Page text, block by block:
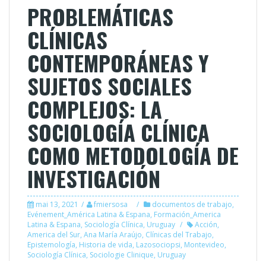
PROBLEMÁTICAS
CLÍNICAS
CONTEMPORÁNEAS Y
SUJETOS SOCIALES
COMPLEJOS: LA
SOCIOLOGÍA CLÍNICA
COMO METODOLOGÍA DE
INVESTIGACIÓN
mai 13, 2021 fmiersosa documentos de trabajo,
Evénement_América Latina & Espana, Formación_America
Latina & Espana, Sociología Clínica, Uruguay Acción,
America del Sur, Ana María Araújo, Clínicas del Trabajo,
Epistemología, Historia de vida, Lazosociopsi, Montevideo,
Sociología Clínica, Sociologie Clinique, Uruguay